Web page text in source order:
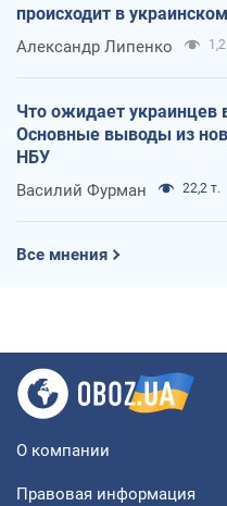
происходит в
Александр Липенко
Что ожидает украинцев
Основные выводы из
НБУ
Василий Фурман 22,2 т.
Все мнения
О компании
Правовая информация